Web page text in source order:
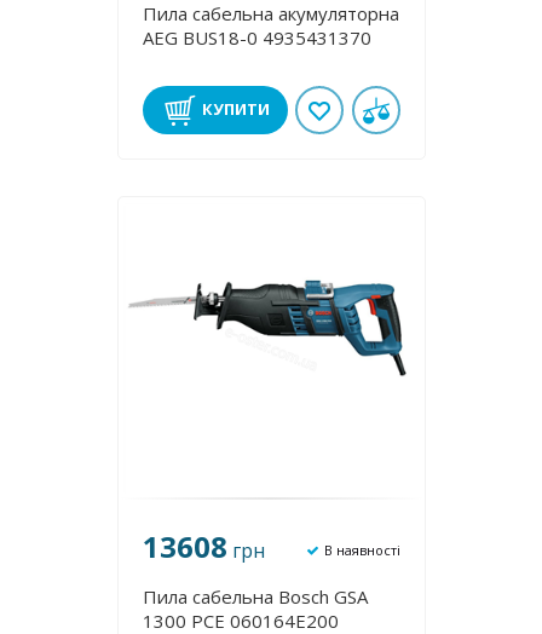
Пила сабельна акумуляторна
AEG BUS18-0 4935431370
КУПИТИ
13608 грн В наявності
Пила сабельна Bosch GSA
1300 PCE 060164E200